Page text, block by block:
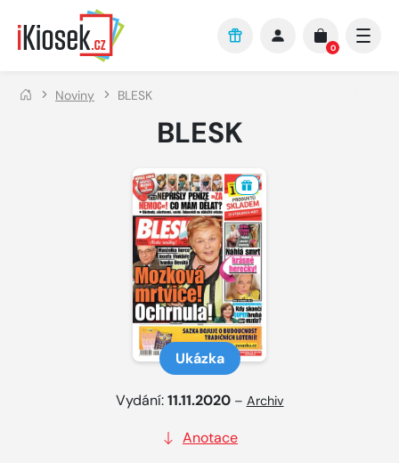
Přejít na hlavní obsah
0
Noviny BLESK
BLESK
Ukázka
Vydání:11.11.2020 – Archiv
Anotace